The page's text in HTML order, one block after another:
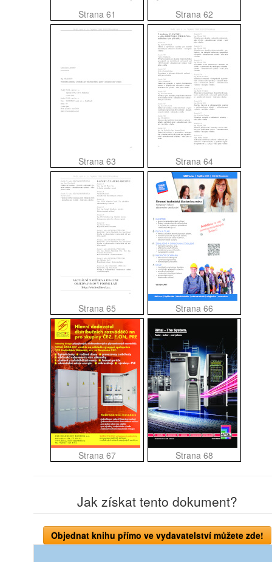
Strana 61 Strana 62
Strana 63 Strana 64
Strana 65 Strana 66
Strana 67 Strana 68
Jak získat tento dokument?